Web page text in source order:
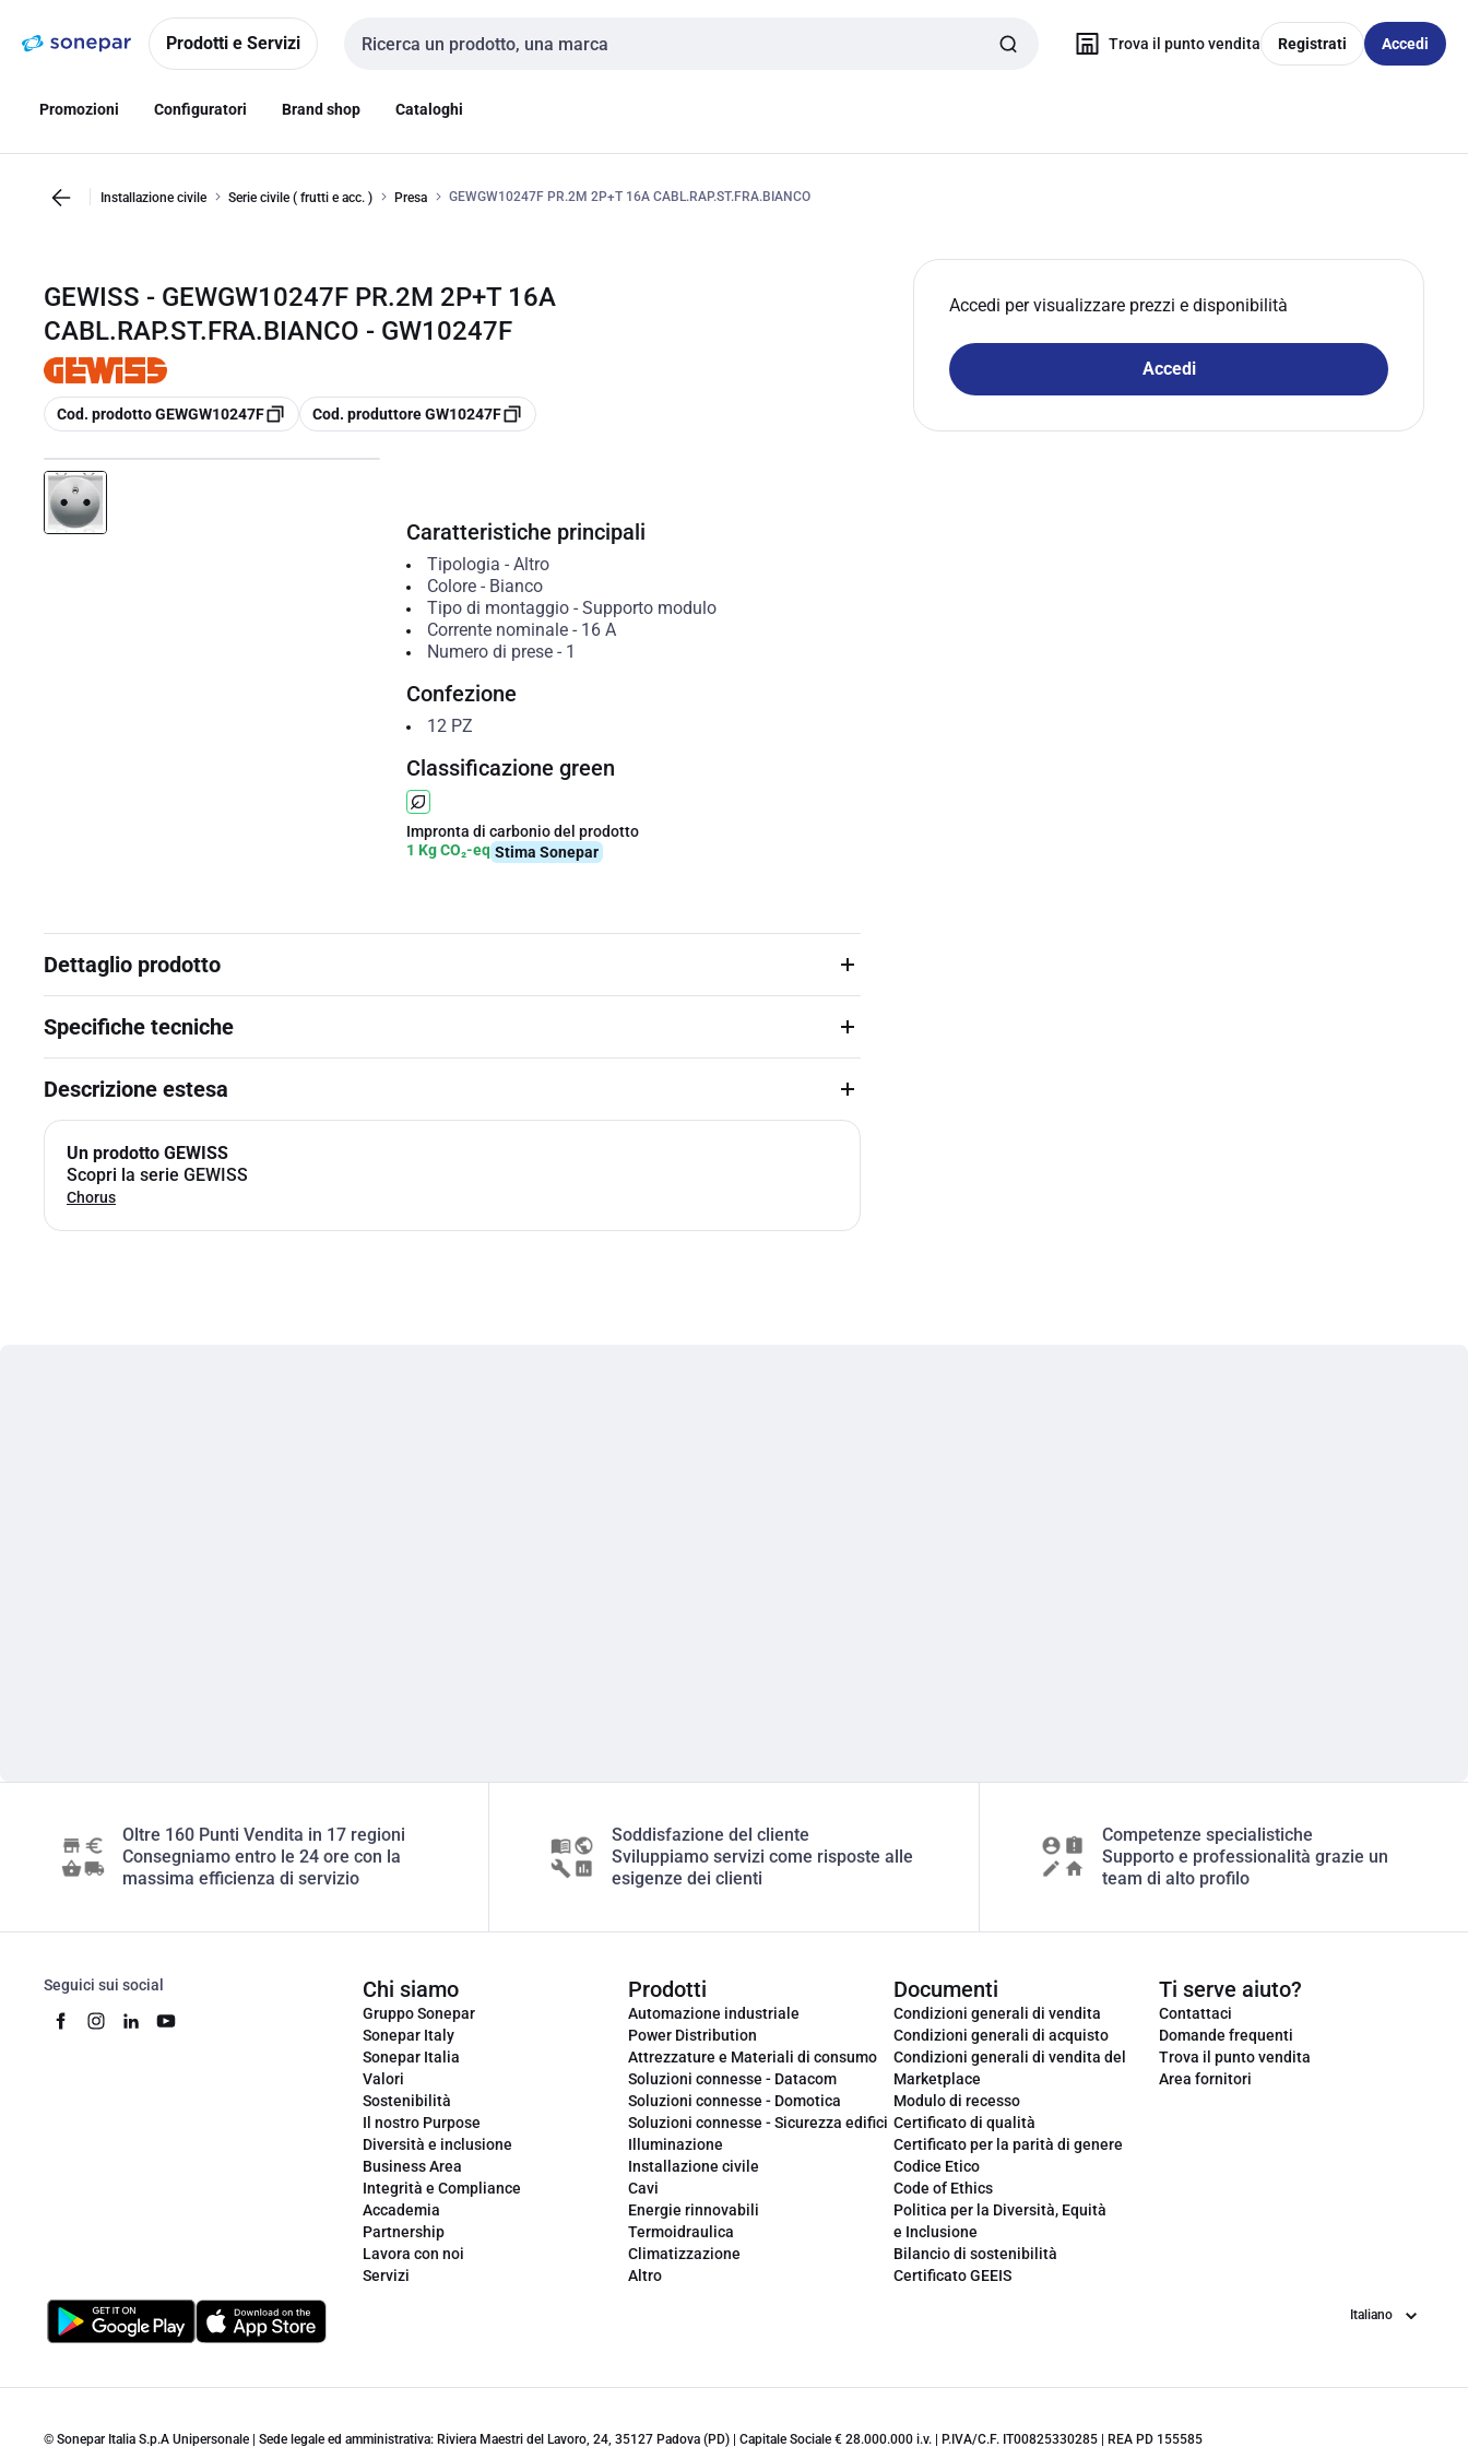
navigazionealla
Prodotti e Servizi
Cerca input
Trova il punto vendita Registrati Accedi
Promozioni Configuratori Brand shop Cataloghi
Installazione civile Serie civile ( frutti e acc. ) Presa GEWGW10247F PR.2M 2P+T 16A CABL.RAP.ST.FRA.BIANCO
GEWISS - GEWGW10247F PR.2M 2P+T 16A
CABL.RAP.ST.FRA.BIANCO - GW10247F
copia
Cod. prodotto GEWGW10247F copia
Cod. produttore GW10247F
Accedi per visualizzare prezzi e disponibilità
Accedi
Caratteristiche principali
Tipologia - Altro
Colore- Bianco
Tipo di montaggio- Supporto modulo
Corrente nominale- 16 A
Numero di prese- 1
Confezione
12 PZ
Classificazione green
Impronta di carbonio del prodotto
1 Kg CO₂-eq Stima Sonepar
Dettaglio prodotto
Specifiche tecniche
Descrizione estesa
Un prodotto GEWISS
Scopri la serie GEWISS
Chorus
Oltre 160 Punti Vendita in 17 regioni
Consegniamo entro le 24 ore con la
massima efficienza di servizio
Soddisfazione del cliente
Sviluppiamo servizi come risposte alle
esigenze dei clienti
Competenze specialistiche
Supporto e professionalità grazie un
team di alto profilo
Seguici sui social Chi siamo
Gruppo Sonepar
Sonepar Italy
Sonepar Italia
Valori
Sostenibilità
Il nostro Purpose
Diversità e inclusione
Business Area
Integrità e Compliance
Accademia
Partnership
Lavora con noi
Servizi
Prodotti
Automazione industriale
Power Distribution
Attrezzature e Materiali di consumo
Soluzioni connesse - Datacom
Soluzioni connesse - Domotica
Soluzioni connesse - Sicurezza edifici
Illuminazione
Installazione civile
Cavi
Energie rinnovabili
Termoidraulica
Climatizzazione
Altro
Documenti
Condizioni generali di vendita
Condizioni generali di acquisto
Condizioni generali di vendita del
Marketplace
Modulo di recesso
Certificato di qualità
Certificato per la parità di genere
Codice Etico
Code of Ethics
Politica per la Diversità, Equità
e Inclusione
Bilancio di sostenibilità
Certificato GEEIS
Ti serve aiuto?
Contattaci
Domande frequenti
Trova il punto vendita
Area fornitori
Lingua
© Sonepar Italia S.p.A Unipersonale | Sede legale ed amministrativa: Riviera Maestri del Lavoro, 24, 35127 Padova (PD) | Capitale Sociale € 28.000.000 i.v. | P.IVA/C.F. IT00825330285 | REA PD 155585